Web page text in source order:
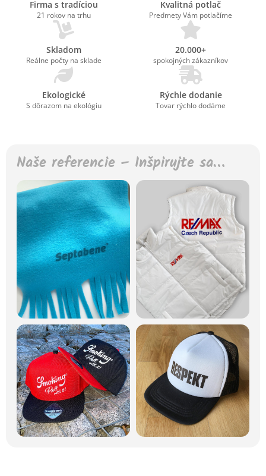
Firma s tradíciou
21 rokov na trhu
Kvalitná potlač
Predmety Vám potlačíme
Skladom
Reálne počty na sklade
20.000+
spokojných zákazníkov
Ekologické
S dôrazom na ekológiu
Rýchle dodanie
Tovar rýchlo dodáme
Naše referencie – Inšpirujte sa…